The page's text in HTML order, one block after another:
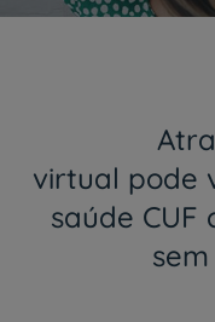
virtual pode
saúde